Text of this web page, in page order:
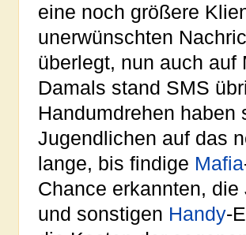
eine noch größere
unerwünschten
überlegt, nun auch
Damals stand SMS
Handumdrehen
Jugendlichen auf das
lange, bis findige Mafia
Chance erkannten,
und sonstigen Handy-